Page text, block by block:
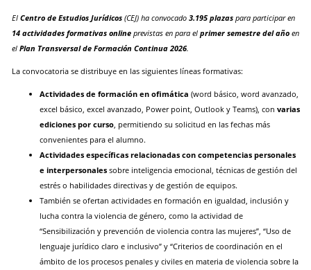
El Centro de Estudios Jurídicos(CEJ) ha convocado 3.195 plazaspara participar en
14 actividades formativas onlineprevistas en para el primer semestre del añoen
el Plan Transversal de Formación Continua 2026.
La convocatoria se distribuye en las siguientes líneas formativas:
Actividades de formación en ofimática (word básico, word avanzado,
excel básico, excel avanzado, Power point, Outlook y Teams), con varias
ediciones por curso, permitiendo su solicitud en las fechas más
convenientes para el alumno.
Actividades específicas relacionadas con competencias personales
e interpersonalessobre inteligencia emocional, técnicas de gestión del
estrés o habilidades directivas y de gestión de equipos.
También se ofertan actividades en formación en igualdad, inclusión y
lucha contra la violencia de género, como la actividad de
“Sensibilización y prevención de violencia contra las mujeres”, “Uso de
lenguaje jurídico claro e inclusivo” y “Criterios de coordinación en el
ámbito de los procesos penales y civiles en materia de violencia sobre la